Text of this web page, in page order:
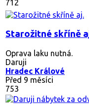
712
Starožitné skříně
Oprava laku nutná.
Daruji
Hradec Králové
Před 9 měsíci
753